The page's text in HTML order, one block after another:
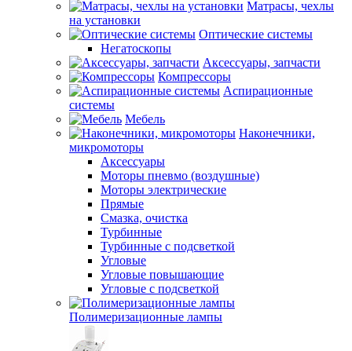
Матрасы, чехлы
на установки
Оптические системы
Негатоскопы
Аксессуары, запчасти
Компрессоры
Аспирационные
системы
Мебель
Наконечники,
микромоторы
Аксессуары
Моторы пневмо (воздушные)
Моторы электрические
Прямые
Смазка, очистка
Турбинные
Турбинные с подсветкой
Угловые
Угловые повышающие
Угловые с подсветкой
Полимеризационные лампы